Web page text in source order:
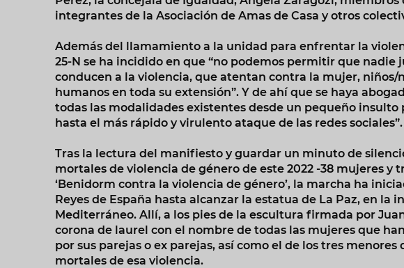
integrantes de la Asociación de Amas de Casa y otros
Además del llamamiento a la unidad para enfrentar la
25-N se ha incidido en que “no podemos permitir que
conducen a la violencia, que atentan contra la mujer, niños/
humanos en toda su extensión”. Y de ahí que se haya
todas las modalidades existentes desde un pequeño
hasta el más rápido y virulento ataque de las redes sociales”.
Tras la lectura del manifiesto y guardar un minuto de
mortales de violencia de género de este 2022 -38 mujeres y
‘Benidorm contra la violencia de género’, la marcha ha
Reyes de España hasta alcanzar la estatua de La Paz, en la
Mediterráneo. Allí, a los pies de la escultura firmada por
corona de laurel con el nombre de todas las mujeres que
por sus parejas o ex parejas, así como el de los tres
mortales de esa violencia.